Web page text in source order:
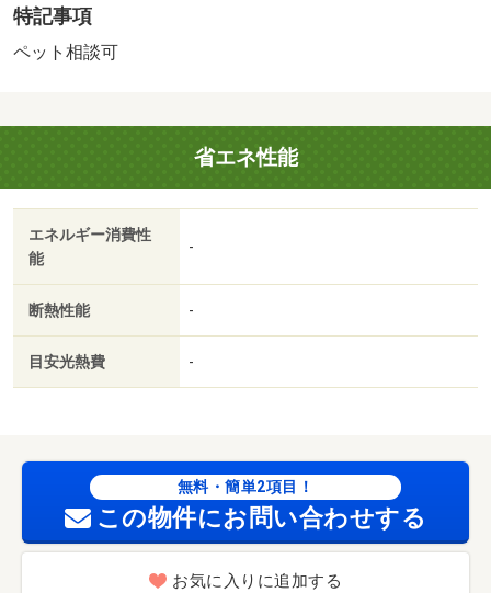
かを確認できます。収納はウォークインクロゼット・床下
収納などが備え付けられているので、衣類や日用品の収納
ーネットを利用する方にとって、毎月インターネット使用
料を支払う必要がないので月々の出費を抑えることができ
ます。ＴＶ好きの方にうってつけの、ＢＳ対応物件となっ
ています。こちらのアパートはシステムキッチンが用意さ
れております。こちらの物件は、駅へも徒歩１２分と歩い
てアクセスできます。ゆったりとした暮らしを実現する、
予定のある方にもうれしい、ペット対応の物件です。・賃
貸保証等：加入要（ハウスリーブ ハウスリーブ株式会
社 契約時保証委託料：２．２万／月額保証委託料：賃料
／管理員の勤務形態：不在・収納はウォークインクロゼッ
ト・床下収納などが備え付けられているので、衣類や日用
品の収納に重宝します。お湯を沸かし直せる追い焚き機能
付きです。暑い夏、寒い冬には必須のエアコンが付いてい
ます。/クリーニング費用 80000円/鍵セット費 3300円
特記事項
ペット相談可
省エネ性能
エネルギー消費性
能
-
断熱性能 -
目安光熱費 -
無料・簡単2項目！
この物件にお問い合わせする
お気に入りに追加する